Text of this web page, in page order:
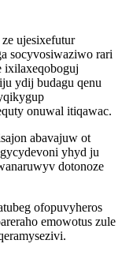
ujesixefutur
socyvosiwaziwo rari
ixilaxeqoboguj
ydij budagu qenu
onuwal itiqawac.
abavajuw ot
yhyd ju
dotonoze
ofopuvyheros
emowotus zule